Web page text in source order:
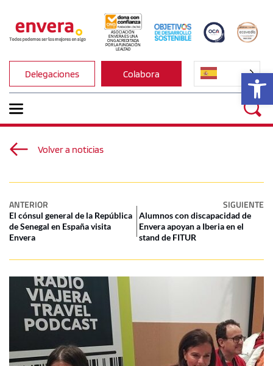
ASOCIACIÓN
ENVERA ES UNA
ONG ACREDITADA
POR LA FUNDACIÓN
LEALTAD
Delegaciones Colabora
Volver a noticias
ANTERIOR SIGUIENTE
El cónsul general de la República
de Senegal en España visita
Envera
Alumnos con discapacidad de
Envera apoyan a Iberia en el
stand de FITUR